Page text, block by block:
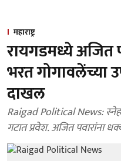
महाराष्ट्र
रायगडमध्ये अजित
भरत गोगावलेंच्या
दाखल
Raigad Political News: